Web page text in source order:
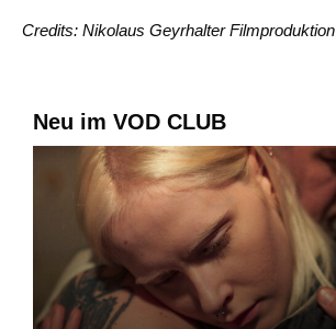
Credits: Nikolaus Geyrhalter Filmproduktion
Neu im VOD CLUB